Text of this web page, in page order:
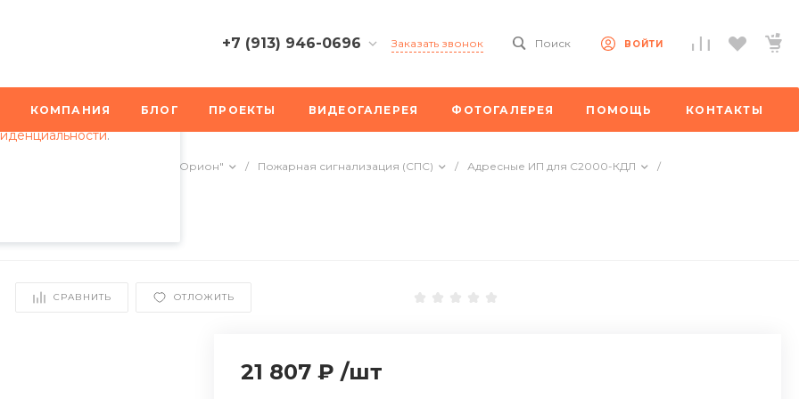
использования.
.
+7 (913) 946-0696
+7 (913) 946-0696
г. Хабаровск, ул.
Пионерская, 2
info@bplus-nsk.ru
Заказать звонок Поиск ВОЙТИ
КОМПАНИЯ БЛОГ ПРОЕКТЫ ВИДЕОГАЛЕРЕЯ ФОТОГАЛЕРЕЯ ПОМОЩЬ КОНТАКТЫ
сигнализации ИСО "Орион" / Пожарная сигнализация (СПС) / Адресные ИП для С2000-КДЛ
/
СРАВНИТЬ ОТЛОЖИТЬ
21 807 ₽ /шт